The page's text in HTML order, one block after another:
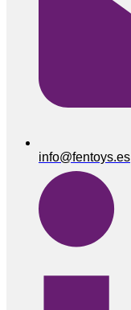
info@fentoys.es